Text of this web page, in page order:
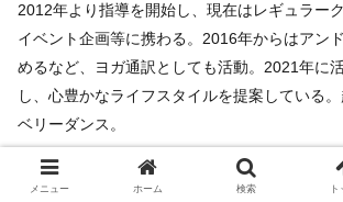
2012年より指導を開始し、現在はレギュラー
イベント企画等に携わる。2016年からはアン
めるなど、ヨガ通訳としても活動。2021年に
し、心豊かなライフスタイルを提案している。
ベリーダンス。
WEB：midoritamate.com
メニュー ホーム 検索